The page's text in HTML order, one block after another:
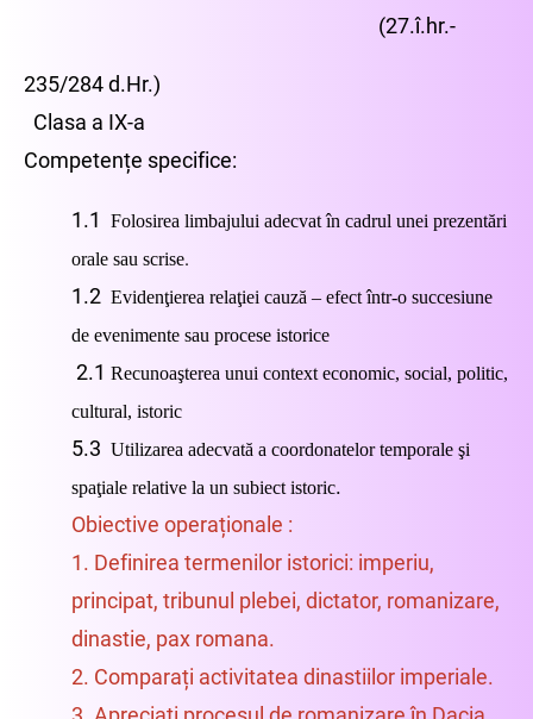
(27.î.hr.-
235/284 d.Hr.)
Clasa a IX-a
Competențe specifice:
1.1
Folosirea limbajului adecvat în cadrul unei prezentări
orale sau scrise.
1.2 Evidenţierea relaţiei cauză – efect într-o succesiune
de evenimente sau procese istorice
2.1 Recunoaşterea unui context economic, social, politic,
cultural, istoric
5.3 Utilizarea adecvată a coordonatelor temporale şi
spaţiale relative la un subiect istoric.
Obiective operaționale :
1. Definirea termenilor istorici: imperiu,
principat, tribunul plebei, dictator, romanizare,
dinastie, pax romana.
2. Comparați activitatea dinastiilor imperiale.